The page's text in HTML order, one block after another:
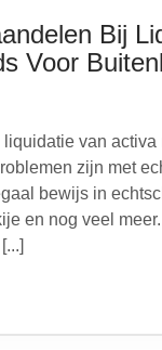
Bij
Voor
van
zijn met
bewijs in
en nog veel